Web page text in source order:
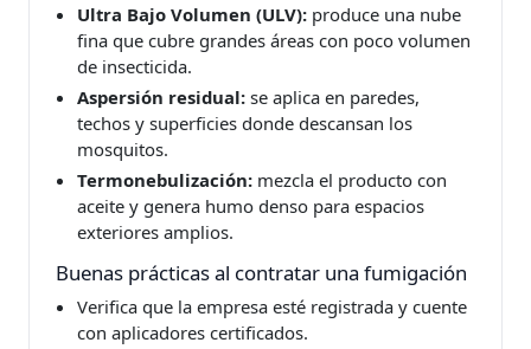
Ultra Bajo Volumen (ULV):produce una nube
fina que cubre grandes áreas con poco volumen
de insecticida.
Aspersión residual:se aplica en paredes,
techos y superficies donde descansan los
mosquitos.
Termonebulización:mezcla el producto con
aceite y genera humo denso para espacios
exteriores amplios.
Buenas prácticas al contratar una fumigación
Verifica que la empresa esté registrada y cuente
con aplicadores certificados.